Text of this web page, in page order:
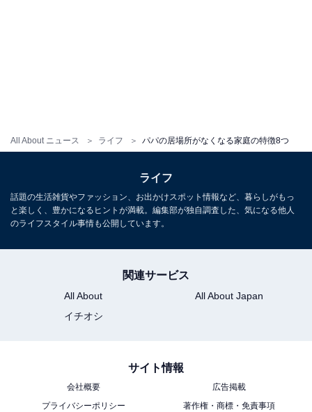
All About ニュース ライフ パパの居場所がなくなる家庭の特徴8つ
自分から離れていくように感じます。フィジカルよりも
メンタルのつながりを重視する男性にとっては、寂しさ
を感じる原因となることがあります。
子どもは母親の言うことは聞くけれど、父親の私の言う
ことは聞かない場合があります。父親の威厳というの
が深まり、自我に目覚めた反抗期の嵐から抜け出してい
くのです。
ライフ
話題の生活雑貨やファッション、お出かけスポット情報など、暮らしがもっ
と楽しく、豊かになるヒントが満載。編集部が独自調査した、気になる他人
のライフスタイル事情も公開しています。
関連サービス
All About
All About Japan
イチオシ
サイト情報
会社概要
広告掲載
プライバシーポリシー
著作権・商標・免責事項